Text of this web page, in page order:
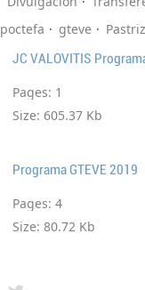
poctefa gteve Pastriz
JC VALOVITIS
Pages: 1
Size: 605.37 Kb
Programa GTEVE 2019
Pages: 4
Size: 80.72 Kb